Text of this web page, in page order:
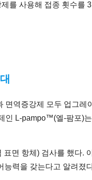
를 사용해 접종 횟수를
역증강제 모두 업그레
인 L-pampo™(엘-팜포)
면 항체) 검사를 했다.
력을 갖는다고 알려졌